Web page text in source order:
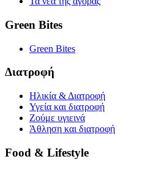
Green Bites
Green Bites
Διατροφή
Ηλικία & Διατροφή
Υγεία και διατροφή
Ζούμε υγιεινά
Άθληση και διατροφή
Food & Lifestyle